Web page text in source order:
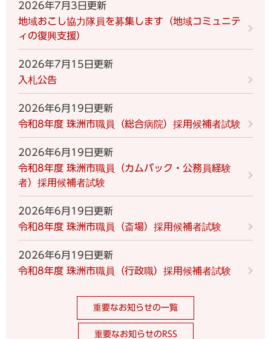
2026年7月3日更新
地域おこし協力隊員を募集します（地域コミュニテ
ィの復興支援）
2026年7月15日更新
入札公告
2026年6月19日更新
令和8年度 珠洲市職員（総合病院）採用候補者試験
2026年6月19日更新
令和8年度 珠洲市職員（カムバック・公務員経験
者）採用候補者試験
2026年6月19日更新
令和8年度 珠洲市職員（斎場）採用候補者試験
2026年6月19日更新
令和8年度 珠洲市職員（行政職）採用候補者試験
重要なお知らせの一覧
重要なお知らせのRSS